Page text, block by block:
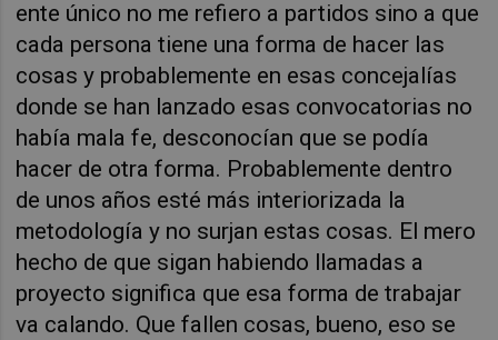
ente único no me refiero a partidos sino a que
cada persona tiene una forma de hacer las
cosas y probablemente en esas concejalías
donde se han lanzado esas convocatorias no
había mala fe, desconocían que se podía
hacer de otra forma. Probablemente dentro
de unos años esté más interiorizada la
metodología y no surjan estas cosas. El mero
hecho de que sigan habiendo llamadas a
proyecto significa que esa forma de trabajar
va calando. Que fallen cosas, bueno, eso se